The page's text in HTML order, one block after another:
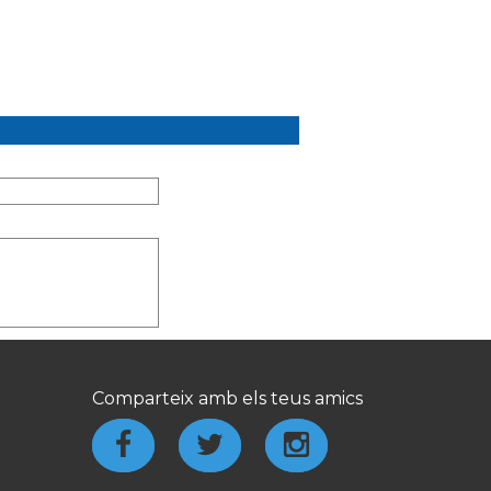
Comparteix amb els teus amics